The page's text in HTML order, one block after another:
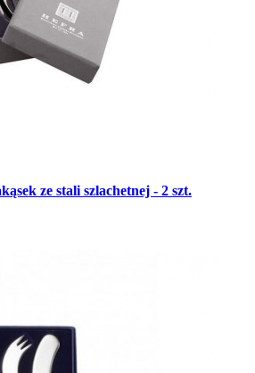
ze stali szlachetnej - 2 szt.